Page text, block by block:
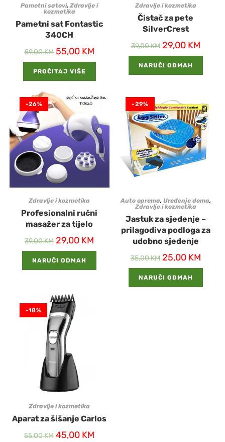
Pametni satovi,Zdravlje i
kozmetika
Pametni sat Fontastic
340CH
59,00KM 55,00 KM
PROČITAJ VIŠE
Zdravlje i kozmetika
Čistač za pete
SilverCrest
39,00KM 29,00 KM
NARUČI ODMAH
-26%
Zdravlje i kozmetika
Profesionalni ručni
masažer za tijelo
39,00KM 29,00 KM
NARUČI ODMAH
-29%
Auto oprema, Uređenje doma,
Zdravlje i kozmetika
Jastuk za sjedenje –
prilagodiva podloga za
udobno sjedenje
35,00KM 25,00 KM
NARUČI ODMAH
-18%
Zdravlje i kozmetika
Aparat za šišanje Carlos
55,00KM 45,00 KM